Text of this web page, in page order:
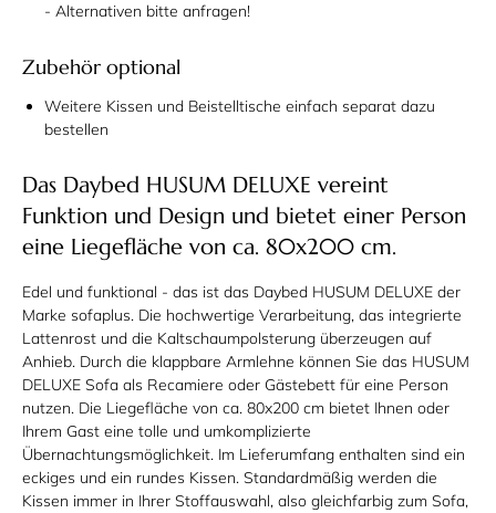
- Alternativen bitte anfragen!
Zubehör optional
Weitere Kissen und Beistelltische einfach separat dazu
bestellen
Das Daybed HUSUM DELUXE vereint
Funktion und Design und bietet einer Person
eine Liegefläche von ca. 80x200 cm.
Edel und funktional - das ist das Daybed HUSUM DELUXE der
Marke sofaplus. Die hochwertige Verarbeitung, das integrierte
Lattenrost und die Kaltschaumpolsterung überzeugen auf
Anhieb. Durch die klappbare Armlehne können Sie das HUSUM
DELUXE Sofa als Recamiere oder Gästebett für eine Person
nutzen. Die Liegefläche von ca. 80x200 cm bietet Ihnen oder
Ihrem Gast eine tolle und umkomplizierte
Übernachtungsmöglichkeit. Im Lieferumfang enthalten sind ein
eckiges und ein rundes Kissen. Standardmäßig werden die
Kissen immer in Ihrer Stoffauswahl, also gleichfarbig zum Sofa,